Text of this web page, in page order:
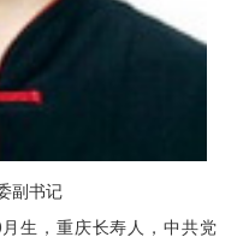
副书记
生，重庆长寿人，中共党